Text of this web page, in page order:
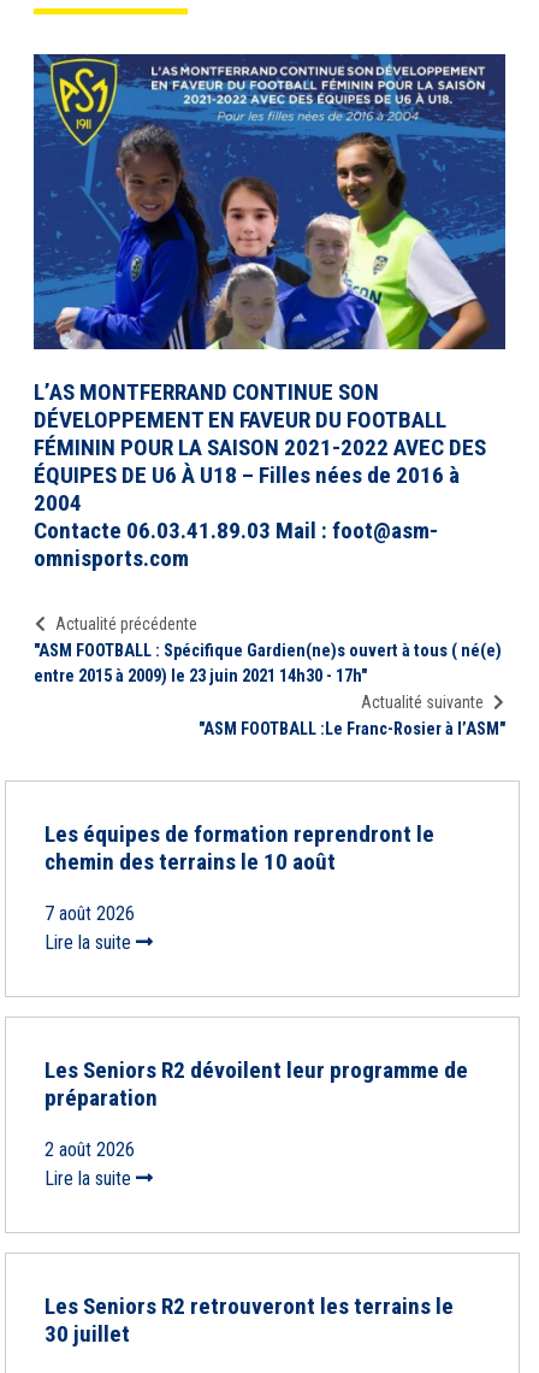
L’AS MONTFERRAND CONTINUE SON
DÉVELOPPEMENT EN FAVEUR DU FOOTBALL
FÉMININ POUR LA SAISON 2021-2022 AVEC DES
ÉQUIPES DE U6 À U18 – Filles nées de 2016 à
2004
Contacte 06.03.41.89.03 Mail : foot@asm-
omnisports.com
Actualité précédente
"ASM FOOTBALL : Spécifique Gardien(ne)s ouvert à tous ( né(e)
entre 2015 à 2009) le 23 juin 2021 14h30 - 17h"
Actualité suivante
"ASM FOOTBALL :Le Franc-Rosier à l’ASM"
Les équipes de formation reprendront le
chemin des terrains le 10 août
7 août 2026
Lire la suite
Les Seniors R2 dévoilent leur programme de
préparation
2 août 2026
Lire la suite
Les Seniors R2 retrouveront les terrains le
30 juillet